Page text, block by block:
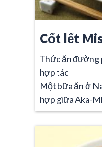
Cốt lết
Thức ăn đường
hợp tác
Một bữa ăn ở
hợp giữa Aka-